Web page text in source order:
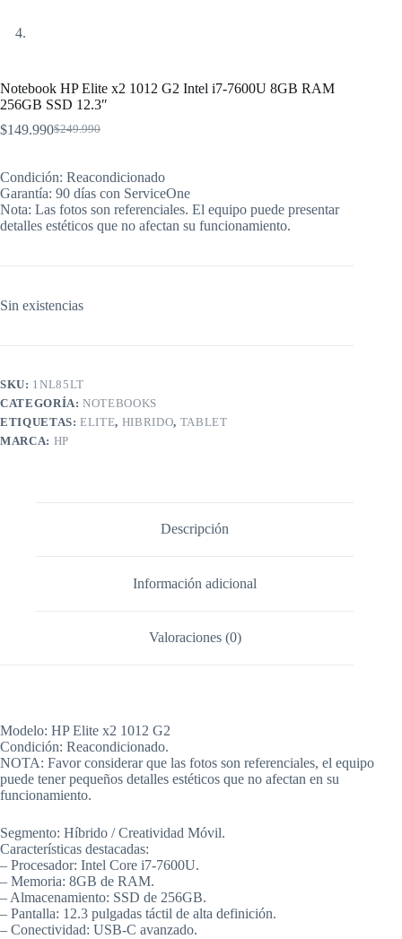
Notebook HP Elite x2 1012 G2 Intel i7-7600U 8GB RAM
256GB SSD 12.3″
$249.990
El
original
era:
$249.990.
$149.990El
actual
es:
$149.990.
Condición: Reacondicionado
Garantía: 90 días con ServiceOne
Nota: Las fotos son referenciales. El equipo puede presentar
detalles estéticos que no afectan su funcionamiento.
Sin existencias
SKU: 1NL85LT
CATEGORÍA:NOTEBOOKS
ETIQUETAS:ELITE, HIBRIDO, TABLET
MARCA: HP
Descripción
Información adicional
Valoraciones (0)
Modelo: HP Elite x2 1012 G2
Condición: Reacondicionado.
NOTA: Favor considerar que las fotos son referenciales, el equipo
puede tener pequeños detalles estéticos que no afectan en su
funcionamiento.
Segmento: Híbrido / Creatividad Móvil.
Características destacadas:
– Procesador: Intel Core i7-7600U.
– Memoria: 8GB de RAM.
– Almacenamiento: SSD de 256GB.
– Pantalla: 12.3 pulgadas táctil de alta definición.
– Conectividad: USB-C avanzado.